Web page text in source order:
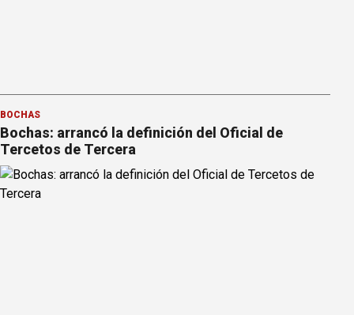
BOCHAS
Bochas: arrancó la definición del Oficial de
Tercetos de Tercera